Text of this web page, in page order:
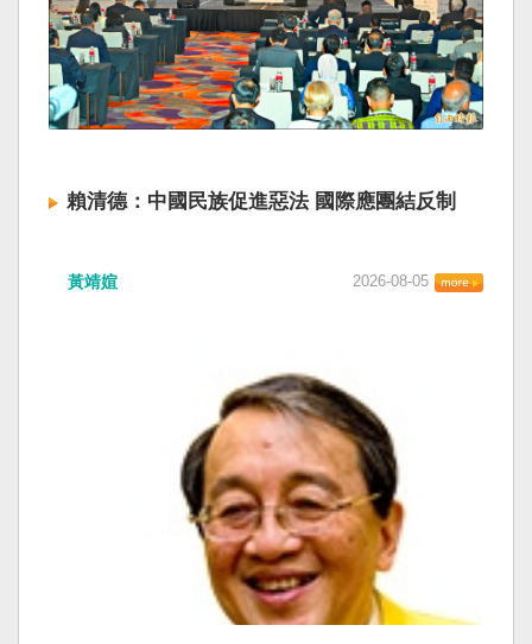
賴清德：中國民族促進惡法 國際應團結反制
「民族團結進步促進法」對各國人民進行政治審
統賴清德昨日於凱達格蘭論壇致詞表示，中國的
「民促法」不僅侵害台灣主權，更透過跨國鎮
壓，對世界各國人民進行政治審查、製造寒蟬效
應，是國際社會應該團結反制的惡法；台灣不會
接受統戰滲透和紅色恐怖、不會坐視中國將壓迫
黑手伸進台灣，或任何自由國家與地區。 不會坐
視北京黑手伸進台灣 賴清德指出，中國上個月不
顧國際反對，實施「民族團結進步促進法」，
「對中政策跨國議會聯盟」（IPAC）隨即發表聲
明，譴責嚴重違反基本人權。他感謝IPAC日本共
同主席中谷元、IPAC執行主任裴倫德昨以行動再
黃靖媗 2026-08-05